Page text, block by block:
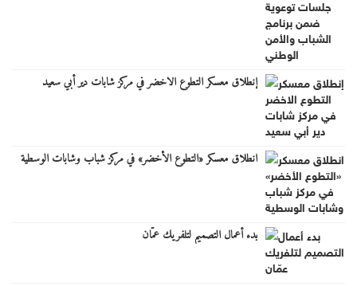
إنطلاق معسكر التطوع الاخضر في مركز شابات دير أبي سعيد
انطلاق معسكر «التطوع الأخضر» في مركز شباب وشابات الوسطية
بدء أعمال التصميم لتلفريك عمّان